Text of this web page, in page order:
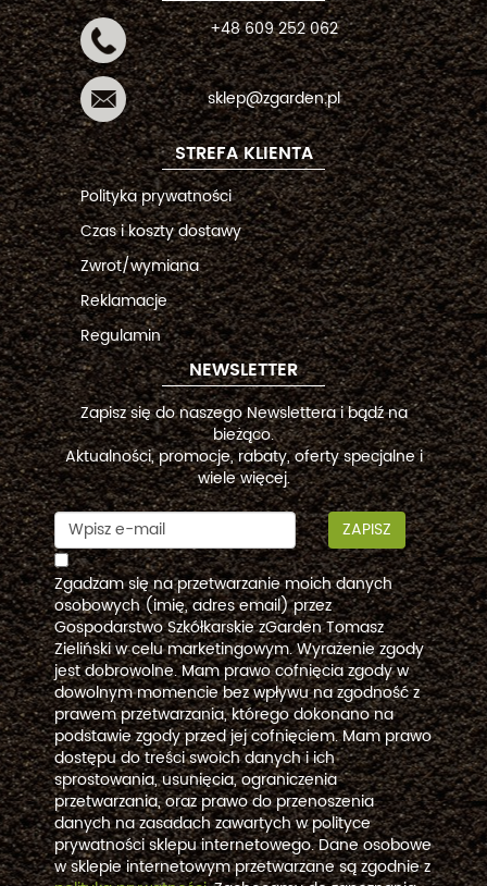
+48 609 252 062
sklep@zgarden.pl
STREFA KLIENTA
Polityka prywatności
Czas i koszty dostawy
Zwrot/wymiana
Reklamacje
Regulamin
NEWSLETTER
Zapisz się do naszego Newslettera i bądź na
bieżąco.
Aktualności, promocje, rabaty, oferty specjalne i
wiele więcej.
ZAPISZ
Zgadzam się na przetwarzanie moich danych
osobowych (imię, adres email) przez
Gospodarstwo Szkółkarskie zGarden Tomasz
Zieliński w celu marketingowym. Wyrażenie zgody
jest dobrowolne. Mam prawo cofnięcia zgody w
dowolnym momencie bez wpływu na zgodność z
prawem przetwarzania, którego dokonano na
podstawie zgody przed jej cofnięciem. Mam prawo
dostępu do treści swoich danych i ich
sprostowania, usunięcia, ograniczenia
przetwarzania, oraz prawo do przenoszenia
danych na zasadach zawartych w polityce
prywatności sklepu internetowego. Dane osobowe
w sklepie internetowym przetwarzane są zgodnie z